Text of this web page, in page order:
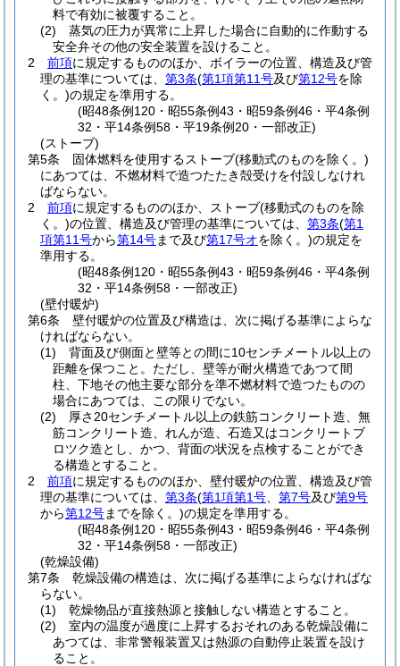
料で有効に被覆すること。
(2)
蒸気の圧力が異常に上昇した場合に自動的に作動する
安全弁その他の安全装置を設けること。
2
前項に規定するもののほか、ボイラーの位置、構造及び管
理の基準については、 第3条(第1項第11号及び第12号を除
く。)の規定を準用する。
(昭48条例120・昭55条例43・昭59条例46・平4条例
32・平14条例58・平19条例20・一部改正)
(ストーブ)
第5条
固体燃料を使用するストーブ(移動式のものを除く。)
にあつては、不燃材料で造つたたき殻受けを付設しなけれ
ばならない。
2
前項に規定するもののほか、ストーブ(移動式のものを除
く。)の位置、構造及び管理の基準については、 第3条(第1
項第11号から第14号まで及び第17号オを除く。)の規定を
準用する。
(昭48条例120・昭55条例43・昭59条例46・平4条例
32・平14条例58・一部改正)
(壁付暖炉)
第6条
壁付暖炉の位置及び構造は、次に掲げる基準によらな
ければならない。
(1)
背面及び側面と壁等との間に10センチメートル以上の
距離を保つこと。 ただし、壁等が耐火構造であつて間
柱、下地その他主要な部分を準不燃材料で造つたものの
場合にあつては、この限りでない。
(2)
厚さ20センチメートル以上の鉄筋コンクリート造、無
筋コンクリート造、れんが造、石造又はコンクリートブ
ロツク造とし、かつ、背面の状況を点検することができ
る構造とすること。
2
前項に規定するもののほか、壁付暖炉の位置、構造及び管
理の基準については、 第3条(第1項第1号 第7号及び第9号
から第12号までを除く。)の規定を準用する。
(昭48条例120・昭55条例43・昭59条例46・平4条例
32・平14条例58・一部改正)
(乾燥設備)
第7条
乾燥設備の構造は、次に掲げる基準によらなければな
らない。
(1)
乾燥物品が直接熱源と接触しない構造とすること。
(2)
室内の温度が過度に上昇するおそれのある乾燥設備に
あつては、非常警報装置又は熱源の自動停止装置を設け
ること。